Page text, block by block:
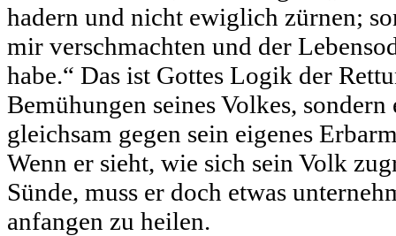
hadern und nicht ewiglich zürnen;
mir verschmachten und der
habe.“ Das ist Gottes Logik der
Bemühungen seines Volkes, sondern
gleichsam gegen sein eigenes
Wenn er sieht, wie sich sein Volk
Sünde, muss er doch etwas
anfangen zu heilen.